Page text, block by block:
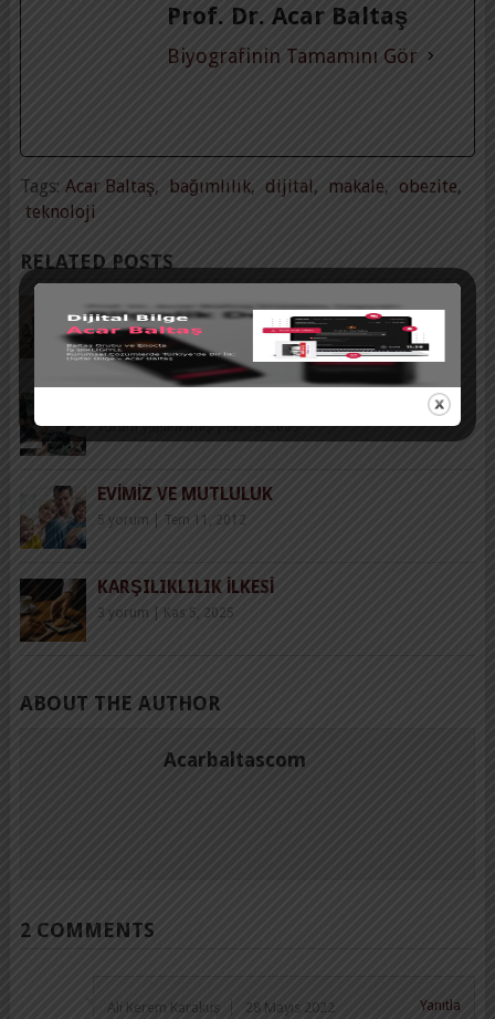
Prof. Dr. Acar Baltaş
Biyografinin Tamamını Gör
Tags: Acar Baltaş, bağımlılık, dijital, makale, obezite,
teknoloji
RELATED POSTS
ETKIN EKIP ÇALIŞMASI IÇIN KARŞILIKLI
BAĞIMLILIK
Yorum yapılmamış|Ağu 2, 2023
Yorum yapılmamış|Eki 18, 2003
EVIMIZ VE MUTLULUK
5 yorum Tem 11, 2012
KARŞILIKLILIK İLKESI
3 yorum Kas 5, 2025
ABOUT THE AUTHOR
Acarbaltascom
2 COMMENTS
Ali Kerem Karakuş 28 Mayıs 2022 Yanıtla